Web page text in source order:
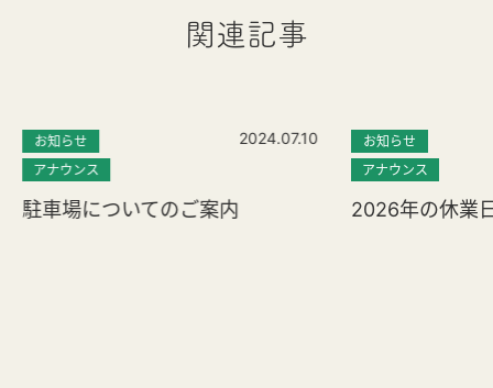
関連記事
お知らせ
アナウンス
2024.07.10
駐車場についてのご案内
お知らせ
アナウンス
2026年の休業